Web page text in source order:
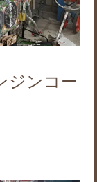
ジンコー